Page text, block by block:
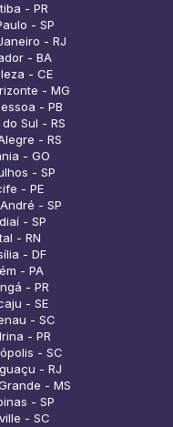
- PR
- SP
- RJ
- BA
- CE
- MG
- PB
Sul - RS
- RS
- GO
- SP
- PE
- SP
- SP
- RN
- DF
- PA
- PR
- SE
- SC
- PR
- SC
- RJ
- MS
- SP
- SC